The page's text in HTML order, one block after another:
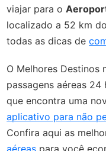
viajar para o
localizado a 52 km
todas as dicas de
O Melhores Destinos
passagens aéreas
que encontra uma
aplicativo para não
Confira aqui as